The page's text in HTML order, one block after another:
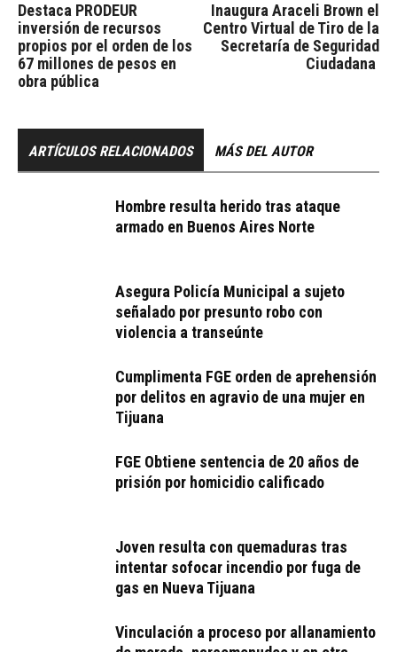
Destaca PRODEUR
inversión de recursos
propios por el orden de los
67 millones de pesos en
obra pública
Inaugura Araceli Brown el
Centro Virtual de Tiro de la
Secretaría de Seguridad
Ciudadana
ARTÍCULOS RELACIONADOS MÁS DEL AUTOR
Hombre resulta herido tras ataque
armado en Buenos Aires Norte
Asegura Policía Municipal a sujeto
señalado por presunto robo con
violencia a transeúnte
Cumplimenta FGE orden de aprehensión
por delitos en agravio de una mujer en
Tijuana
FGE Obtiene sentencia de 20 años de
prisión por homicidio calificado
Joven resulta con quemaduras tras
intentar sofocar incendio por fuga de
gas en Nueva Tijuana
Vinculación a proceso por allanamiento